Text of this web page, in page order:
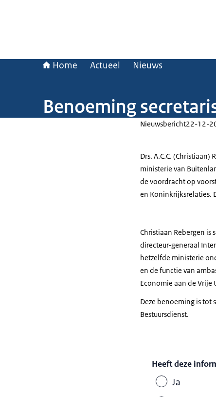
Home Actueel Nieuws
Benoeming
Nieuwsbericht22-12-
Drs. A.C.C.
ministerie van
de voordracht op
en Koninkrijksrelaties.
Christiaan Rebergen is
directeur-generaal
hetzelfde ministerie
en de functie van
Economie aan de Vrije
Deze benoeming is tot
Bestuursdienst.
Heeft deze
Ja